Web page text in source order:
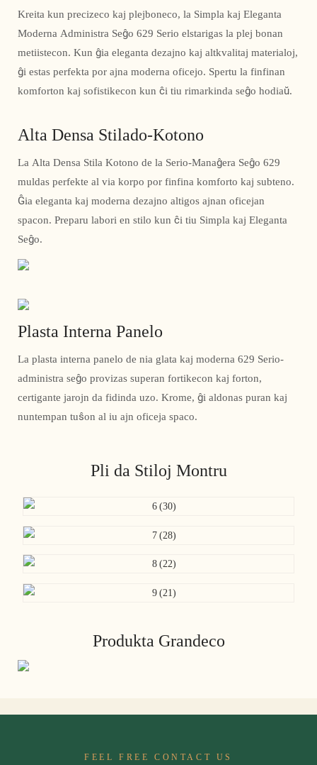
Kreita kun precizeco kaj plejboneco, la Simpla kaj Eleganta
Moderna Administra Seĝo 629 Serio elstarigas la plej bonan
metiistecon. Kun ĝia eleganta dezajno kaj altkvalitaj materialoj,
ĝi estas perfekta por ajna moderna oficejo. Spertu la finfinan
komforton kaj sofistikecon kun ĉi tiu rimarkinda seĝo hodiaŭ.
Alta Densa Stilado-Kotono
La Alta Densa Stila Kotono de la Serio-Manaĝera Seĝo 629
muldas perfekte al via korpo por finfina komforto kaj subteno.
Ĝia eleganta kaj moderna dezajno altigos ajnan oficejan
spacon. Preparu labori en stilo kun ĉi tiu Simpla kaj Eleganta
Seĝo.
Plasta Interna Panelo
La plasta interna panelo de nia glata kaj moderna 629 Serio-
administra seĝo provizas superan fortikecon kaj forton,
certigante jarojn da fidinda uzo. Krome, ĝi aldonas puran kaj
nuntempan tuŝon al iu ajn oficeja spaco.
Pli da Stiloj Montru
Produkta Grandeco
FEEL FREE CONTACT US